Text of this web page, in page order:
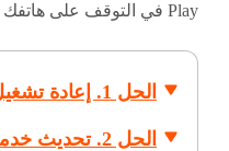
Play في التوقف على هاتفك المحمول ، فسيتم إصلاحه.
الحل 1. إعادة تشغيل Android لإصلاح الخطأ
الحل 2. تحديث خدمات Google Play